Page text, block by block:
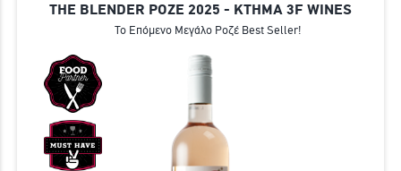
THE BLENDER ΡΟΖΕ 2025 - ΚΤΗΜΑ 3F WINES
Το Επόμενο Μεγάλο Ροζέ Best Seller!